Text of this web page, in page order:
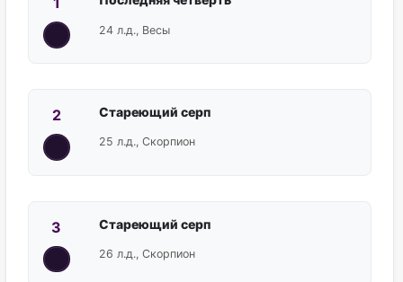
24 л.д., Весы
2 Стареющий серп
25 л.д., Скорпион
3 Стареющий серп
26 л.д., Скорпион